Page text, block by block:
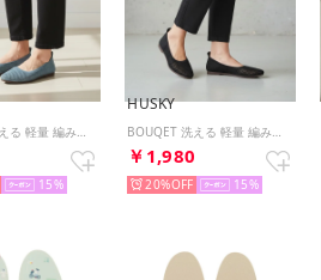
15
HUSKY
￥1,980
20% 15